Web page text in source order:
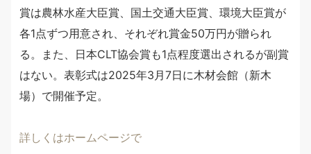
賞は農林水産大臣賞、国土交通大臣賞、環境大臣賞が
各1点ずつ用意され、それぞれ賞金50万円が贈られ
る。また、日本CLT協会賞も1点程度選出されるが副賞
はない。表彰式は2025年3月7日に木材会館（新木
場）で開催予定。
詳しくはホームページで